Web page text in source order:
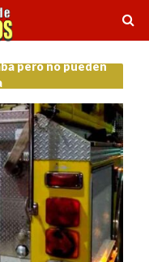
pero no pueden